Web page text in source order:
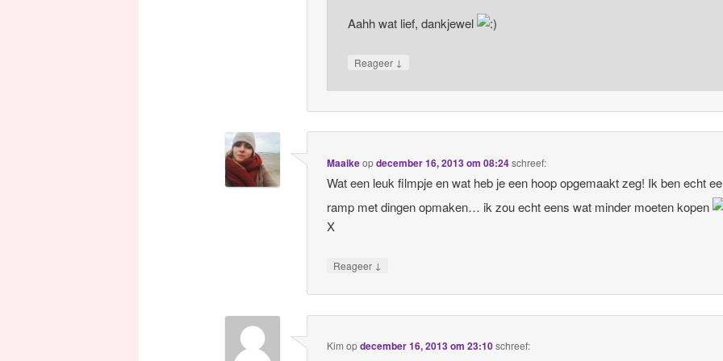
Aahh wat lief, dankjewel
Reageer ↓
Maaikeopdecember 16, 2013 om 08:24schreef:
Wat een leuk filmpje en wat heb je een hoop opgemaakt zeg! Ik ben echt
ramp met dingen opmaken… ik zou echt eens wat minder moeten kopen
X
Reageer ↓
Kim opdecember 16, 2013 om 23:10schreef: